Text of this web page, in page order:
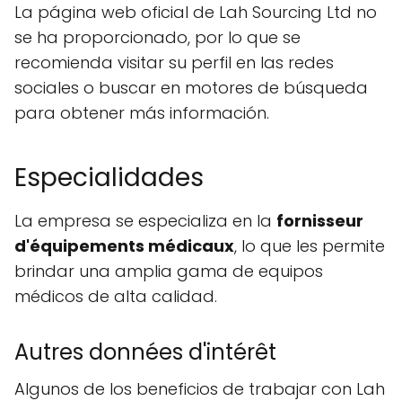
La página web oficial de Lah Sourcing Ltd no
se ha proporcionado, por lo que se
recomienda visitar su perfil en las redes
sociales o buscar en motores de búsqueda
para obtener más información.
Especialidades
La empresa se especializa en la fornisseur
d'équipements médicaux, lo que les permite
brindar una amplia gama de equipos
médicos de alta calidad.
Autres données d'intérêt
Algunos de los beneficios de trabajar con Lah